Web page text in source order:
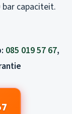
capaciteit.
085 019 57 67,